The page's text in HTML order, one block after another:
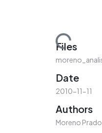
Loading...
Files
Date
2010-11-11
Authors
Moreno